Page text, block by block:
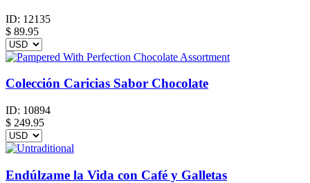
ID: 12135
$ 89.95
Colección Caricias Sabor Chocolate
ID: 10894
$ 249.95
Endúlzame la Vida con Café y Galletas